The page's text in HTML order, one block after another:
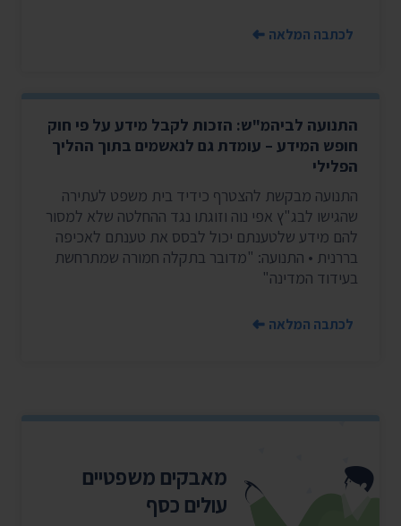
לכתבה המלאה
התנועה לביהמ"ש: הזכות לקבל מידע על פי חוק
חופש המידע – עומדת גם לנאשמים בתוך ההליך
הפלילי
התנועה מבקשת להצטרף כידיד בית משפט לעתירה
שהגישו לבג"ץ אפי נוה וזוגתו נגד ההחלטה שלא למסור
להם מידע שלטענתם יכול לבסס את טענתם לאכיפה
בררנית • התנועה: "מדובר בתקלה חמורה שמתרחשת
בעידוד המדינה"
לכתבה המלאה
מאבקים משפטיים
עולים כסף